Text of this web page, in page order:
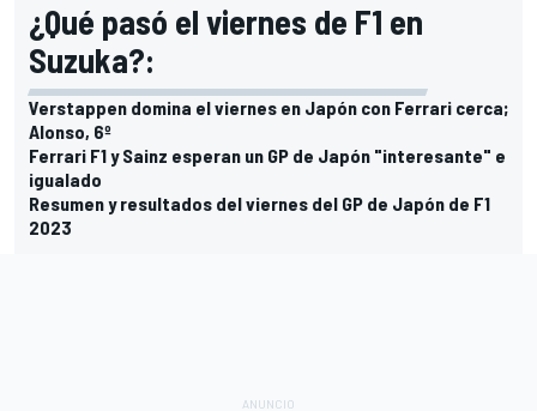
¿Qué pasó el viernes de F1 en
Suzuka?:
Verstappen domina el viernes en Japón con Ferrari cerca;
Alonso, 6º
Ferrari F1 y Sainz esperan un GP de Japón "interesante" e
igualado
Resumen y resultados del viernes del GP de Japón de F1
2023